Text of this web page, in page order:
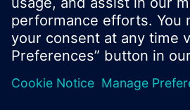
© Siemens Nederland N.V. 2017
Productportfolio en prijzen